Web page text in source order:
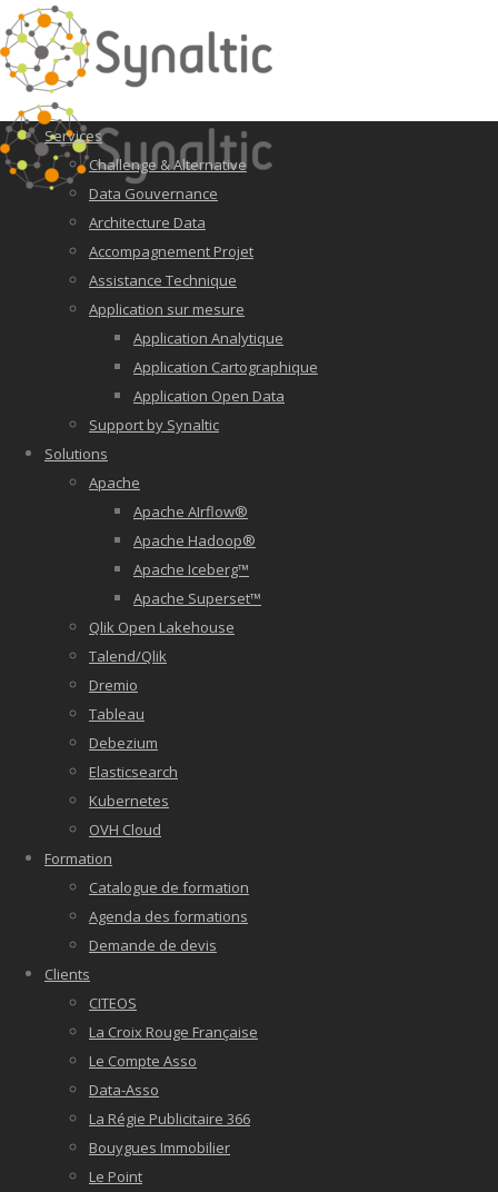
Services
Challenge & Alternative
Data Gouvernance
Architecture Data
Accompagnement Projet
Assistance Technique
Application sur mesure
Application Analytique
Application Cartographique
Application Open Data
Support by Synaltic
Solutions
Apache
Apache AIrflow®
Apache Hadoop®
Apache Iceberg™
Apache Superset™
Qlik Open Lakehouse
Talend/Qlik
Dremio
Tableau
Debezium
Elasticsearch
Kubernetes
OVH Cloud
Formation
Catalogue de formation
Agenda des formations
Demande de devis
Clients
CITEOS
La Croix Rouge Française
Le Compte Asso
Data-Asso
La Régie Publicitaire 366
Bouygues Immobilier
Le Point